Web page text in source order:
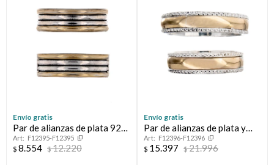
Envío gratis
Par de alianzas de plata 925
y double en oro 18 ktes.
F12395-F12395
$ 8.554 $12.220
Envío gratis
Par de alianzas de plata y
oro 10 ktes.
F12396-F12396
$ 15.397 $21.996
Día del niño